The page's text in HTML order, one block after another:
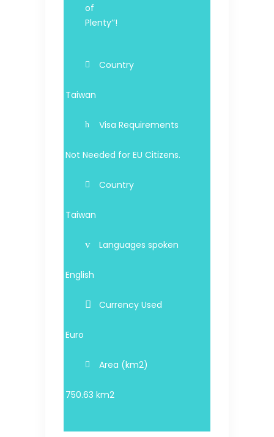
of
Plenty’’!
Country
Taiwan
Visa Requirements
Not Needed for EU Citizens.
Country
Taiwan
Languages spoken
English
Currency Used
Euro
Area (km2)
750.63 km2